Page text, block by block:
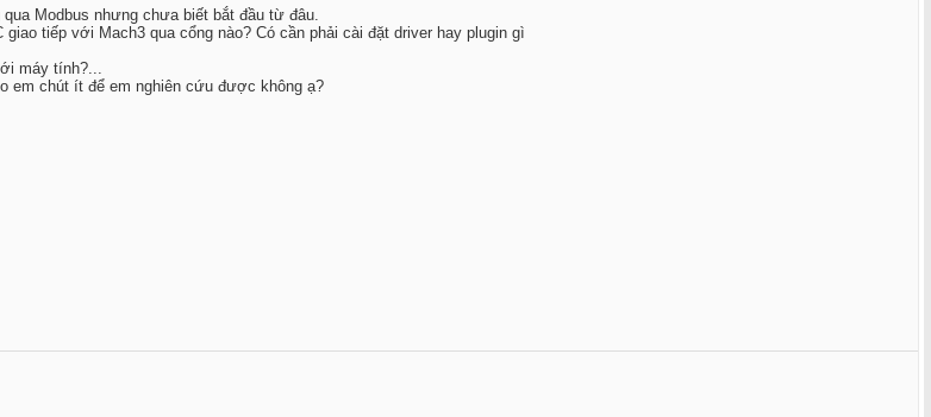
Modbus nhưng chưa biết bắt đầu từ đâu.
tiếp với Mach3 qua cổng nào? Có cần phải cài đặt driver hay plugin gì
máy tính?...
em chút ít để em nghiên cứu được không ạ?